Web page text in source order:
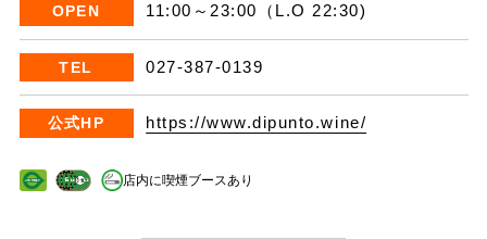
OPEN 11:00～23:00（L.O 22:30)
TEL 027-387-0139
公式HP https://www.dipunto.wine/
店内に喫煙ブースあり